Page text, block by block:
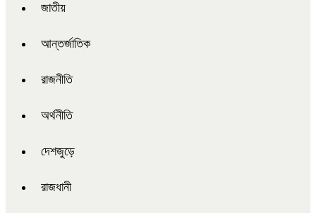
জাতীয়
আন্তর্জাতিক
রাজনীতি
অর্থনীতি
দেশজুড়ে
রাজধানী